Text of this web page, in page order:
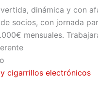
dinámica y con
socios, con jornada
mensuales.
cigarrillos electrónicos